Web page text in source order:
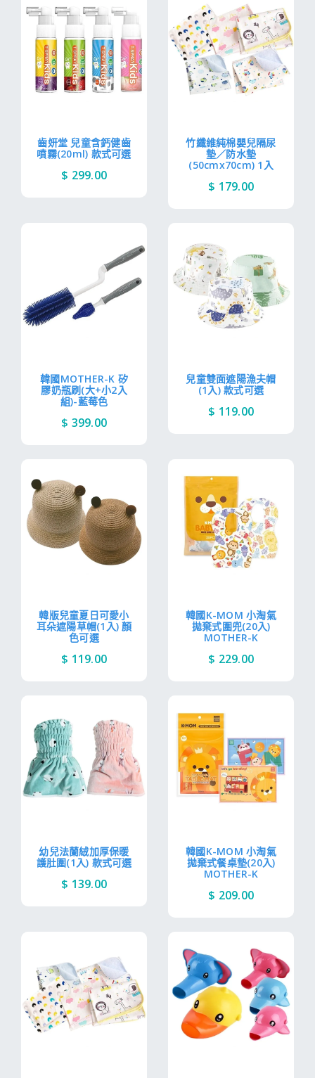
齒妍堂 兒童含鈣健齒
噴霧(20ml) 款式可選
$ 299.00
竹纖維純棉嬰兒隔尿
墊／防水墊
(50cmx70cm) 1入
$ 179.00
韓國MOTHER-K 矽
膠奶瓶刷(大+小2入
組)-藍莓色
$ 399.00
兒童雙面遮陽漁夫帽
(1入) 款式可選
$ 119.00
韓版兒童夏日可愛小
耳朵遮陽草帽(1入) 顏
色可選
$ 119.00
韓國K-MOM 小淘氣
拋棄式圍兜(20入)
MOTHER-K
$ 229.00
幼兒法蘭絨加厚保暖
護肚圍(1入) 款式可選
$ 139.00
韓國K-MOM 小淘氣
拋棄式餐桌墊(20入)
MOTHER-K
$ 209.00